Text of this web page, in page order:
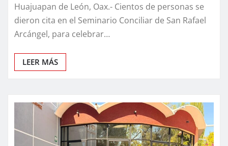
Huajuapan de León, Oax.- Cientos de personas se
dieron cita en el Seminario Conciliar de San Rafael
Arcángel, para celebrar…
LEER MÁS